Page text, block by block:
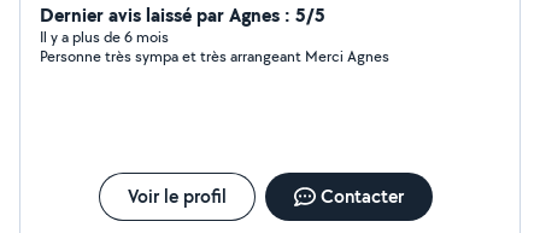
Dernier avis laissé par Agnes : 5/5
Il y a plus de 6 mois
Personne très sympa et très arrangeant Merci Agnes
Voir le profil Contacter